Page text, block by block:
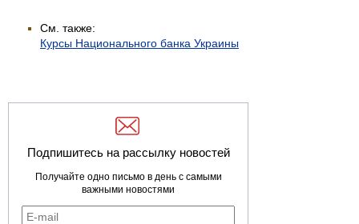
См. также:
Курсы Национального банка Украины
Подпишитесь на рассылку новостей
Получайте одно письмо в день с самыми
важными новостями